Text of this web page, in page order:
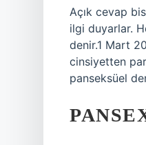
Açık cevap
ilgi duyarlar.
denir.1 Mart
cinsiyetten
panseksüel